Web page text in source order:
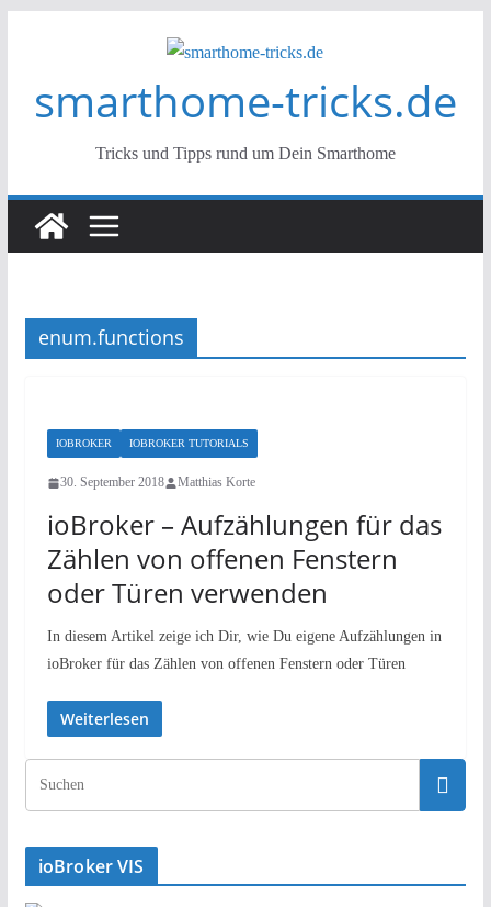
smarthome-tricks.de
Tricks und Tipps rund um Dein Smarthome
enum.functions
IOBROKER IOBROKER TUTORIALS
30. September 2018 Matthias Korte
ioBroker – Aufzählungen für das
Zählen von offenen Fenstern
oder Türen verwenden
In diesem Artikel zeige ich Dir, wie Du eigene Aufzählungen in
ioBroker für das Zählen von offenen Fenstern oder Türen
Weiterlesen
ioBroker VIS